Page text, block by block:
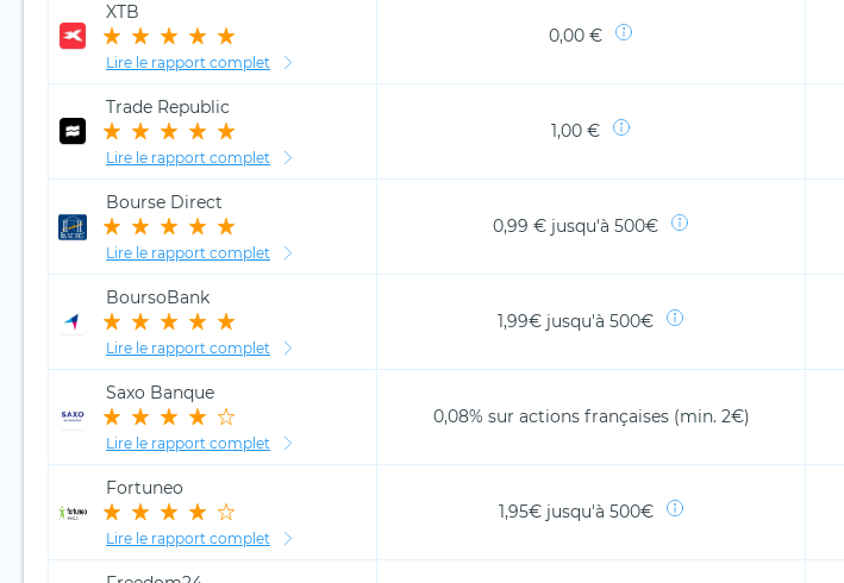
XTB
Lire le rapport complet
0,00 €
Trade Republic
Lire le rapport complet
1,00 €
Bourse Direct
Lire le rapport complet
0,99 € jusqu'à 500€
BoursoBank
Lire le rapport complet
1,99€ jusqu'à 500€
Saxo Banque
Lire le rapport complet
0,08% sur actions françaises (min. 2€)
Fortuneo
Lire le rapport complet
1,95€ jusqu'à 500€